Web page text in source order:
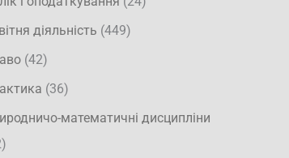
діяльність (449)
(42)
(36)
математичні дисципліни